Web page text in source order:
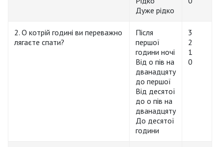
Дуже рідко
2. О котрій годині ви переважно
лягаєте спати?
Після
першої
години ночі
Від о пів на
дванадцяту
до першої
Від десятої
до о пів на
дванадцяту
До десятої
години
3
2
1
0